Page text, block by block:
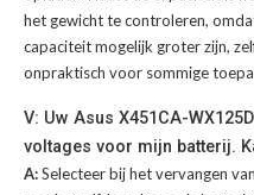
het gewicht te controleren,
capaciteit mogelijk groter zijn,
onpraktisch voor sommige
V: Uw Asus X451CA-
voltages voor mijn batterij.
A:Selecteer bij het vervangen